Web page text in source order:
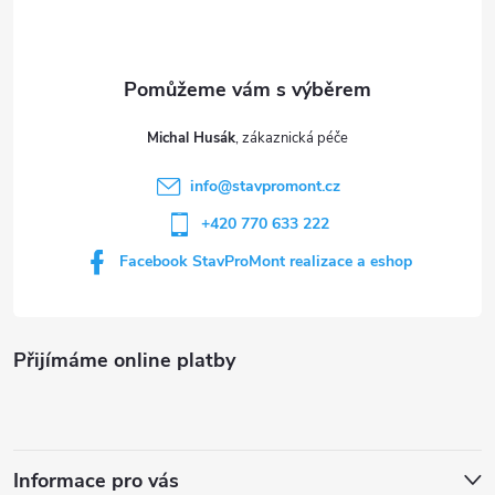
s
Přijímáme online platby
Informace pro vás
Michal Husák
info@stavpromont.cz
+420 770 633 222
Facebook StavProMont realizace a eshop